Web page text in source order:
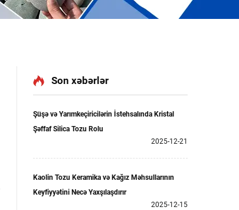
Son xəbərlər
Şüşə və Yarımkeçiricilərin İstehsalında Kristal
Şəffaf Silica Tozu Rolu
2025-12-21
Kaolin Tozu Keramika və Kağız Məhsullarının
Keyfiyyətini Necə Yaxşılaşdırır
2025-12-15